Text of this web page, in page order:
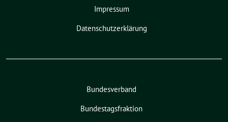
Impressum
Datenschutzerklärung
Bundesverband
Bundestagsfraktion